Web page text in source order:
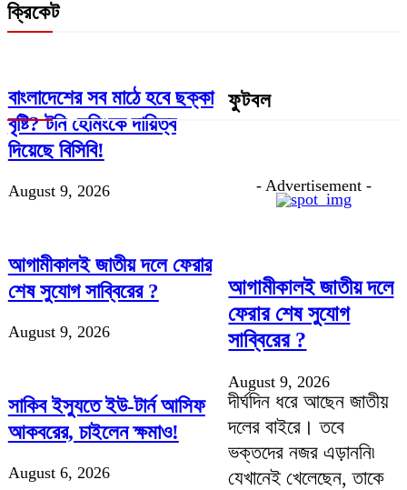
ক্রিকেট
বাংলাদেশের সব মাঠে হবে ছক্কা
বৃষ্টি? টনি হেমিংকে দায়িত্ব
দিয়েছে বিসিবি!
August 9, 2026
আগামীকালই জাতীয় দলে ফেরার
শেষ সুযোগ সাব্বিরের ?
August 9, 2026
সাকিব ইস্যুতে ইউ-টার্ন আসিফ
আকবরের, চাইলেন ক্ষমাও!
August 6, 2026
ফুটবল
- Advertisement -
আগামীকালই জাতীয় দলে
ফেরার শেষ সুযোগ
সাব্বিরের ?
August 9, 2026
দীর্ঘদিন ধরে আছেন জাতীয়
দলের বাইরে। তবে
ভক্তদের নজর এড়াননি৷
যেখানেই খেলেছেন, তাকে